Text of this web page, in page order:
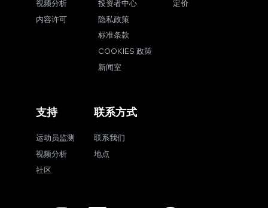
视频分析
内容许可
投资者中心
隐私政策
标准条款
COOKIES 政策
新闻室
定价
支持
运动员监测
视频分析
社区
联系方式
联系我们
地点